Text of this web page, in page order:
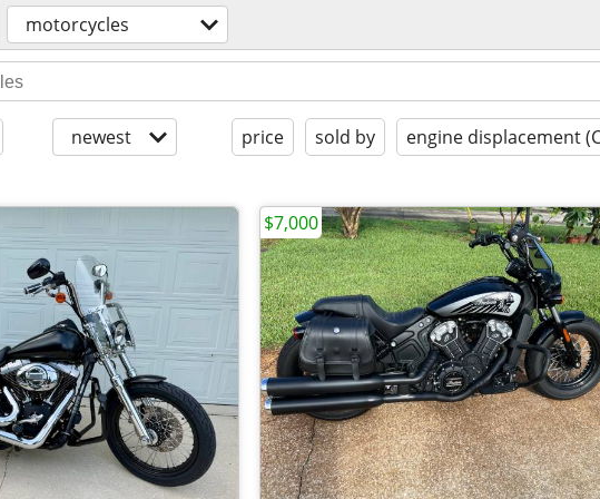
motorcycles
newest price sold by engine displacement
$7,000